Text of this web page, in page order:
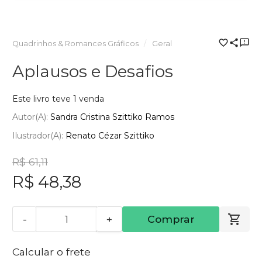
Quadrinhos & Romances Gráficos Geral
Aplausos e Desafios
Este livro teve 1 venda
Autor(a): Sandra Cristina Szittiko Ramos
Ilustrador(a): Renato Cézar Szittiko
R$ 61,11
R$ 48,38
- + Comprar
Calcular o frete